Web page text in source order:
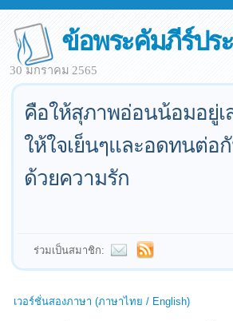
ข้อพระคัมภีร์ปร
30 มกราคม 2565
คือให้สุภาพอ่อนน้อมอยู่เ
ให้ใจเย็นๆและอดทนต่อ
ด้วยความรัก
ร่วมเป็นสมาชิก:
เวอร์ชั่นสองภาษา (ภาษาไทย / English)